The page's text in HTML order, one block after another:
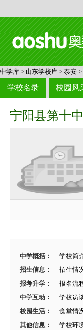
中学库 > 山东学校库 > 泰安 >
学校名录 校园风
宁阳县第十
中学概括： 学校简
招生信息：
招生情
报考升学：
报名流
中学互动：
学校访
校园生活：
食堂情
其他信息：
学校环